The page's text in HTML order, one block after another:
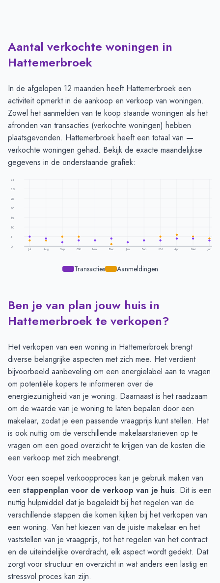
Aantal verkochte woningen in
Hattemerbroek
In de afgelopen 12 maanden heeft Hattemerbroek een
activiteit opmerkt in de aankoop en verkoop van woningen.
Zowel het aanmelden van te koop staande woningen als het
afronden van transacties (verkochte woningen) hebben
plaatsgevonden. Hattemerbroek heeft een totaal van —
verkochte woningen gehad. Bekijk de exacte maandelijkse
gegevens in de onderstaande grafiek:
35
30
25
20
15
10
5
0
Jul Aug Sep Okt Nov Dec Jan Feb Mrt Apr Mei Jun
Transacties Aanmeldingen
Transacties en aanmeldingen per maand - Hattemerbroek
Maand
Transacties
Aanmeldingen
Juli
5
3
Augustus
September
2
5
Oktober
3
November
December
4
1
Januari
2
2
Februari
3
3
Maart
3
5
April
4
6
Mei
4
Ben je van plan jouw huis in
Hattemerbroek te verkopen?
Het verkopen van een woning in Hattemerbroek brengt
diverse belangrijke aspecten met zich mee. Het verdient
bijvoorbeeld aanbeveling om een energielabel aan te vragen
om potentiële kopers te informeren over de
energiezuinigheid van je woning. Daarnaast is het raadzaam
om de waarde van je woning te laten bepalen door een
makelaar, zodat je een passende vraagprijs kunt stellen. Het
is ook nuttig om de verschillende makelaarstarieven op te
vragen om een goed overzicht te krijgen van de kosten die
een verkoop met zich meebrengt.
Voor een soepel verkoopproces kan je gebruik maken van
een stappenplan voor de verkoop van je huis. Dit is een
nuttig hulpmiddel dat je begeleidt bij het regelen van de
verschillende stappen die komen kijken bij het verkopen van
een woning. Van het kiezen van de juiste makelaar en het
vaststellen van je vraagprijs, tot het regelen van het contract
en de uiteindelijke overdracht, elk aspect wordt gedekt. Dat
zorgt voor structuur en overzicht in wat anders een lastig en
stressvol proces kan zijn.